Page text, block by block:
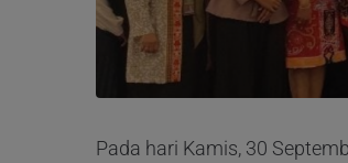
Pada hari Kamis, 30